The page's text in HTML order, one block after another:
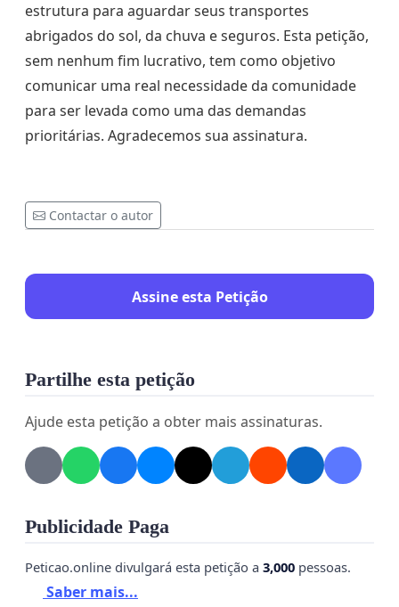
estrutura para aguardar seus transportes
abrigados do sol, da chuva e seguros. Esta petição,
sem nenhum fim lucrativo, tem como objetivo
comunicar uma real necessidade da comunidade
para ser levada como uma das demandas
prioritárias. Agradecemos sua assinatura.
Contactar o autor
Assine esta Petição
Partilhe esta petição
Ajude esta petição a obter mais assinaturas.
Publicidade Paga
Peticao.online divulgará esta petição a 3,000 pessoas.
Saber mais...